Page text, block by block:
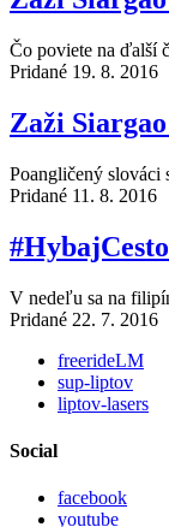
Čo poviete na ďalší
Pridané 19. 8. 2016
Zaži
Poangličený slováci
Pridané 11. 8. 2016
V nedeľu sa na
Pridané 22. 7. 2016
freerideLM
sup-liptov
liptov-lasers
Social
facebook
youtube